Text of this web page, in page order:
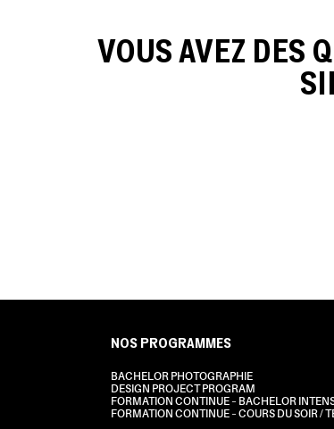
VOUS AVEZ DES
NOS PROGRAMMES
BACHELOR PHOTOGRAPHIE
DESIGN PROJECT PROGRAM
FORMATION CONTINUE – BACHELOR
FORMATION CONTINUE – COURS DU SOIR /